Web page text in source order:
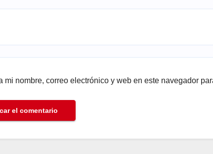
mi nombre, correo electrónico y web en este navegador